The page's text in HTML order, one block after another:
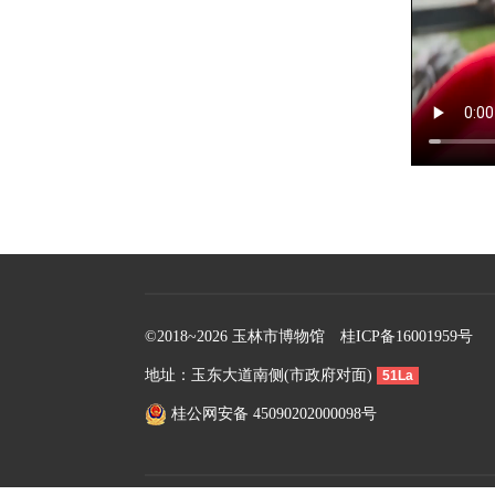
©2018~2026 玉林市博物馆桂ICP备16001959号
地址：玉东大道南侧(市政府对面) 51La
桂公网安备 45090202000098号